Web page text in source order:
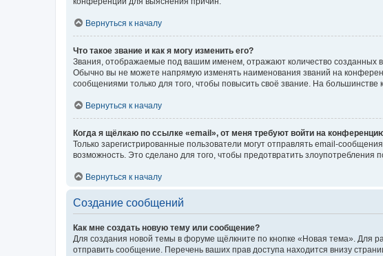
Вернуться к началу
Что такое звание и как я могу изменить его?
Звания, отображаемые под вашим именем, отражают количество
Обычно вы не можете напрямую изменять наименования званий на
сообщениями только для того, чтобы повысить своё звание. На
Вернуться к началу
Когда я щёлкаю по ссылке «email», от меня требуют войти на
Только зарегистрированные пользователи могут отправлять email-
возможность. Это сделано для того, чтобы предотвратить злоупотребления
Вернуться к началу
Создание сообщений
Как мне создать новую тему или сообщение?
Для создания новой темы в форуме щёлкните по кнопке «Новая тема». Для
отправить сообщение. Перечень ваших прав доступа находится внизу